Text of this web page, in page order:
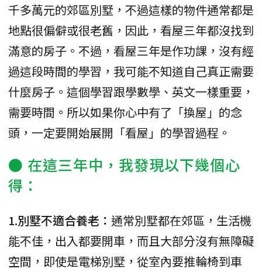
千多萬元的郊區別墅，不過這樣的物件通常都是
地點很偏僻或很老舊，因此，看屋三年都沒找到
滿意的房子。不過，看屋三年是作功課，沒有經
過這段時間的學習，我可能不知道自己真正需要
什麼房子。這個學習跟學數學、英文一樣重要，
需要時間。所以如果你心中有了「換屋」的念
頭，一定要開始展開「看屋」的學習過程。
● 在這三年中，我發現以下幾個心
得：
1.別墅不適合養老： 通常別墅都在郊區，生活機
能不佳，出入都要開車，而且大部分沒有無障礙
空間，即使是電梯別墅，從室內要推輪椅到車